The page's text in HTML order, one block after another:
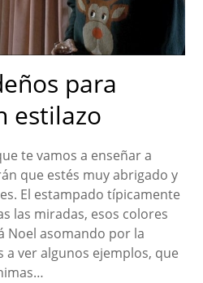
para
estilazo
te vamos a enseñar a
que estés muy abrigado y
El estampado típicamente
las miradas, esos colores
Noel asomando por la
ver algunos ejemplos, que